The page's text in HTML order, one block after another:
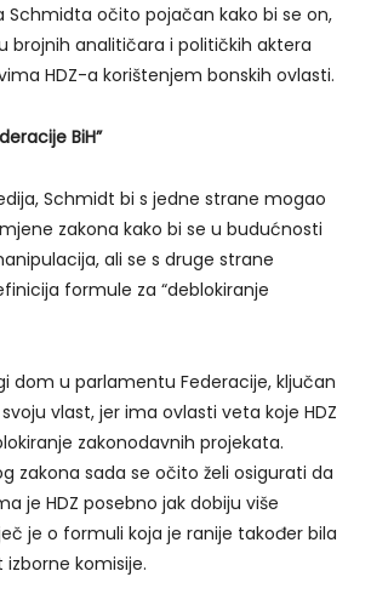
Schmidta očito pojačan kako bi se on,
brojnih analitičara i političkih aktera
HDZ-a korištenjem bonskih ovlasti.
BiH”
Schmidt bi s jedne strane mogao
zakona kako bi se u budućnosti
ali se s druge strane
formule za “deblokiranje
dom u parlamentu Federacije, ključan
vlast, jer ima ovlasti veta koje HDZ
zakonodavnih projekata.
zakona sada se očito želi osigurati da
je HDZ posebno jak dobiju više
je o formuli koja je ranije također bila
komisije.